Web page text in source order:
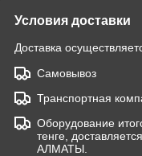
Условия доставки
Доставка
Самовывоз
Транспортная
Оборудование
тенге,
АЛМАТЫ.